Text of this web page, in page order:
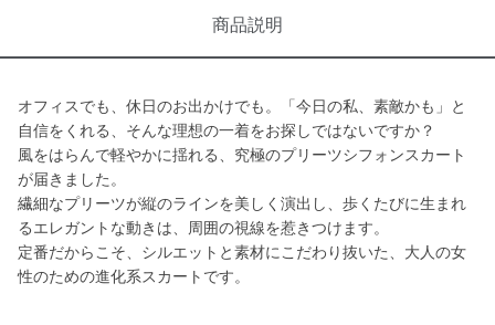
商品説明
オフィスでも、休日のお出かけでも。「今日の私、素敵かも」と
自信をくれる、そんな理想の一着をお探しではないですか？
風をはらんで軽やかに揺れる、究極のプリーツシフォンスカート
が届きました。
繊細なプリーツが縦のラインを美しく演出し、歩くたびに生まれ
るエレガントな動きは、周囲の視線を惹きつけます。
定番だからこそ、シルエットと素材にこだわり抜いた、大人の女
性のための進化系スカートです。